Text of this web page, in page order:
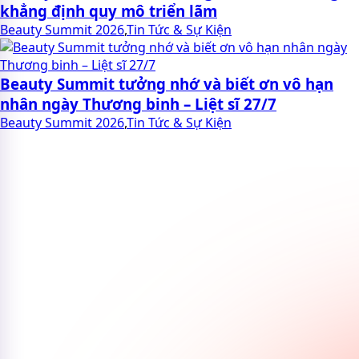
khẳng định quy mô triển lãm
Beauty Summit 2026,Tin Tức & Sự Kiện
Beauty Summit tưởng nhớ và biết ơn vô hạn
nhân ngày Thương binh – Liệt sĩ 27/7
Beauty Summit 2026,Tin Tức & Sự Kiện